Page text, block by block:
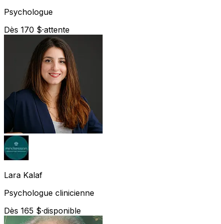
Psychologue
Dès 170 $·attente
Lara Kalaf
Psychologue clinicienne
Dès 165 $·disponible